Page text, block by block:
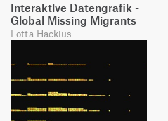
Interaktive Datengrafik -
Global Missing Migrants
Lotta Hackius